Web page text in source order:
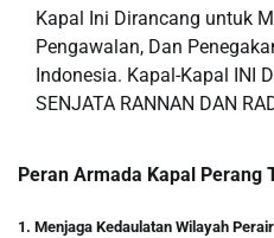
Kapal Ini Dirancang untuk
Pengawalan, Dan
Indonesia. Kapal-Kapal INI
SENJATA RANNAN DAN
Peran Armada Kapal Perang
1. Menjaga Kedaulatan Wilayah